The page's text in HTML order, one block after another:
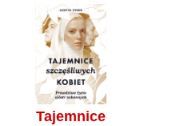
Tajemnice